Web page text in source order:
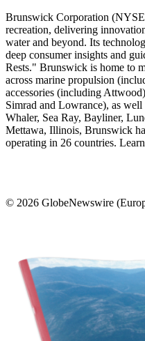
Brunswick Corporation
recreation, delivering
water and beyond. Its
deep consumer insights and
Rests." Brunswick is home to
across marine propulsion
accessories (including
Simrad and Lowrance), as
Whaler, Sea Ray, Bayliner,
Mettawa, Illinois, Brunswick
operating in 26 countries.
© 2026 GlobeNewswire